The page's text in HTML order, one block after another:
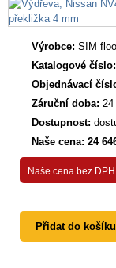
Výrobce: SIM
Katalogové číslo:
Objednávací
Záruční doba:
Dostupnost:
Naše cena: 24
Naše cena bez
Přidat do košíku